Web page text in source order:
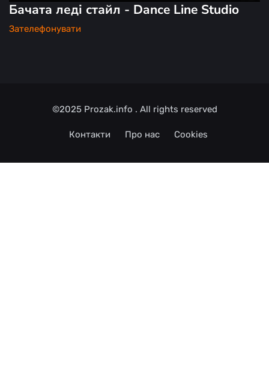
Бачата леді стайл - Dance Line Studio
Зателефонувати
©2025 Prozak.info . All rights reserved
Контакти Про нас Cookies